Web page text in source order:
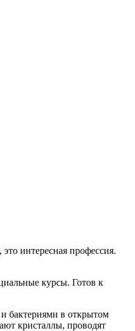
интересная профессия.
курсы. Готов к
бактериями в открытом
кристаллы, проводят